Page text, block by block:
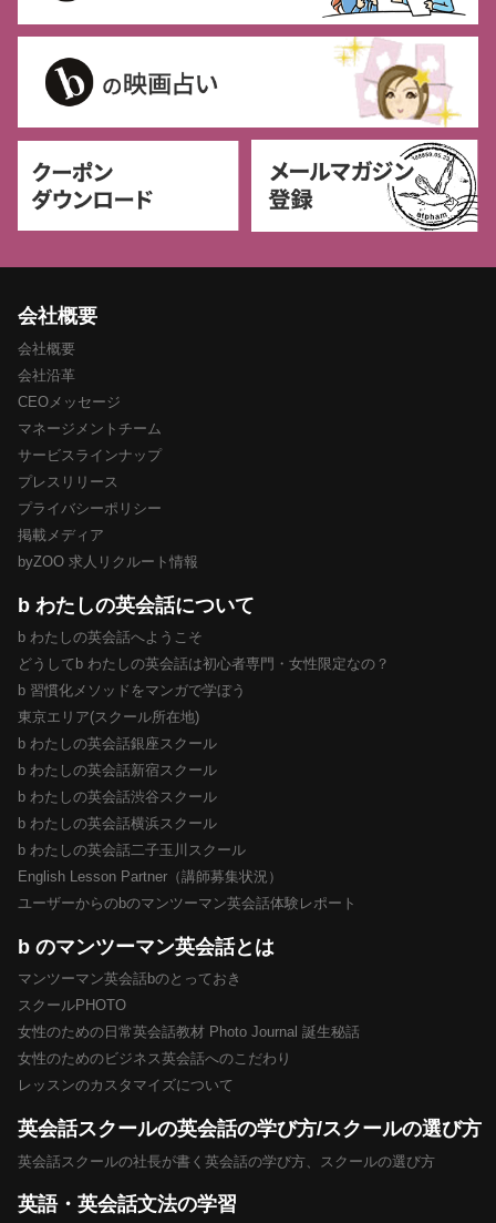
会社概要
会社概要
会社沿革
CEOメッセージ
マネージメントチーム
サービスラインナップ
プレスリリース
プライバシーポリシー
掲載メディア
byZOO 求人リクルート情報
b わたしの英会話について
b わたしの英会話へようこそ
どうしてb わたしの英会話は初心者専門・女性限定なの？
b 習慣化メソッドをマンガで学ぼう
東京エリア(スクール所在地)
b わたしの英会話銀座スクール
b わたしの英会話新宿スクール
b わたしの英会話渋谷スクール
b わたしの英会話横浜スクール
b わたしの英会話二子玉川スクール
English Lesson Partner（講師募集状況）
ユーザーからのbのマンツーマン英会話体験レポート
b のマンツーマン英会話とは
マンツーマン英会話bのとっておき
スクールPHOTO
女性のための日常英会話教材 Photo Journal 誕生秘話
女性のためのビジネス英会話へのこだわり
レッスンのカスタマイズについて
英会話スクールの英会話の学び方/スクールの選び方
英会話スクールの社長が書く英会話の学び方、スクールの選び方
英語・英会話文法の学習